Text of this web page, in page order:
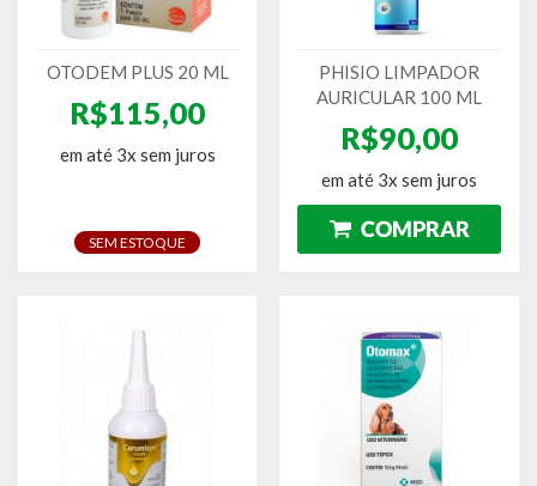
OTODEM PLUS 20 ML
R$115,00
em até 3x sem juros
SEM ESTOQUE
PHISIO LIMPADOR
AURICULAR 100 ML
R$90,00
em até 3x sem juros